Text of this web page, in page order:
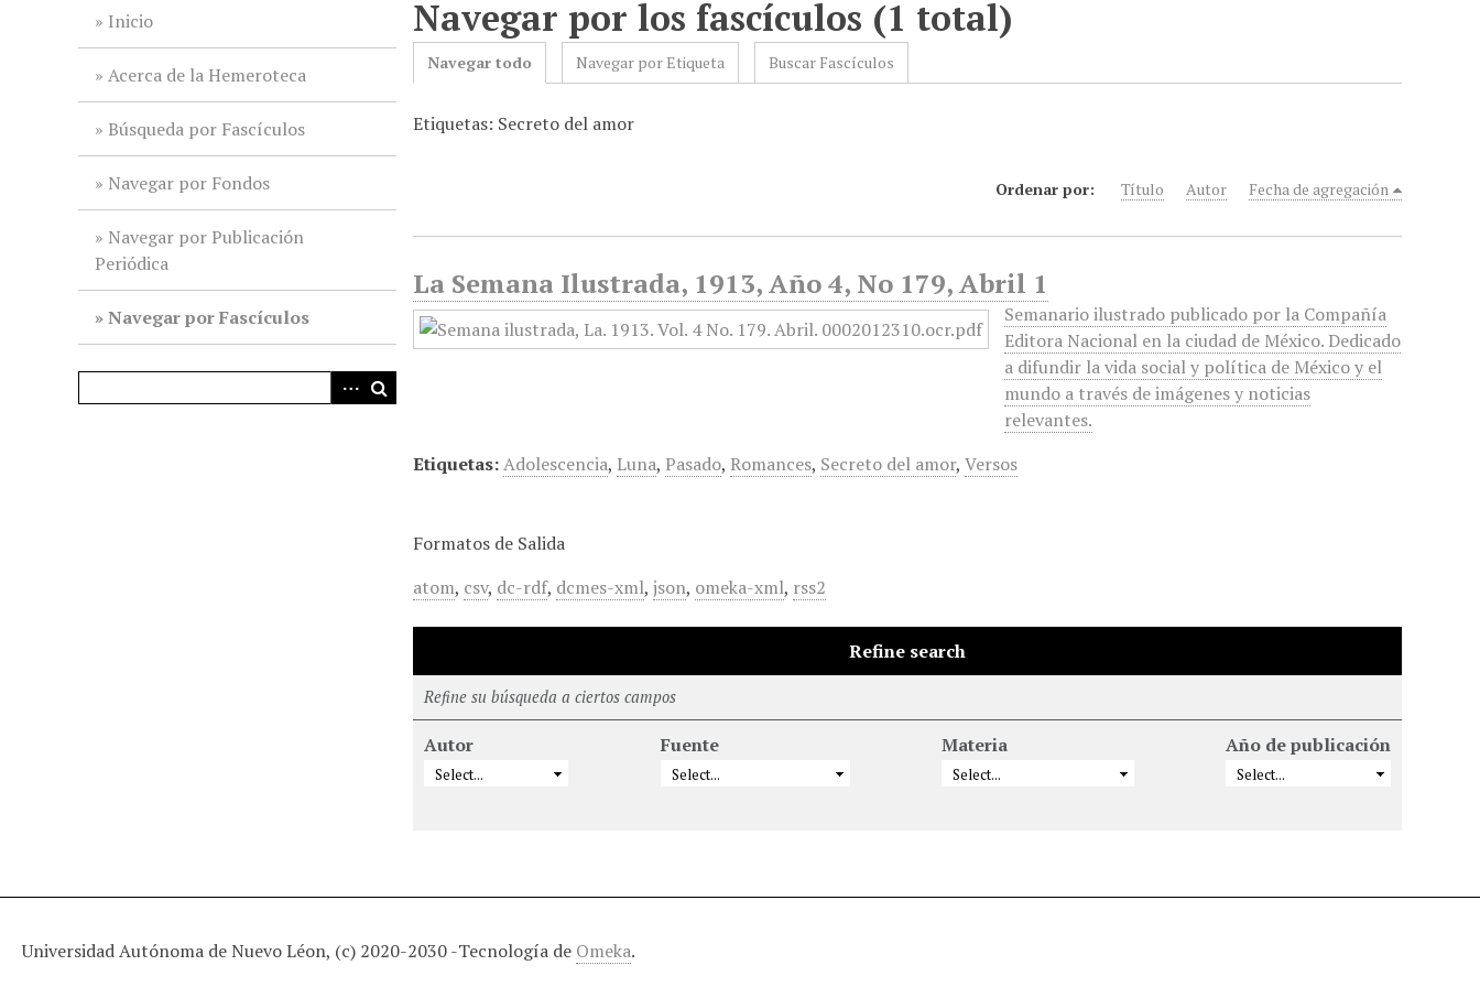
Inicio
Acerca de la Hemeroteca
Búsqueda por Fascículos
Navegar por Fondos
Navegar por Publicación
Periódica
Navegar por Fascículos
Navegar por los fascículos (1 total)
Navegar todo Navegar por Etiqueta Buscar Fascículos
Etiquetas: Secreto del amor
Ordenar por: Título Autor Fecha de agregación
La Semana Ilustrada, 1913, Año 4, No 179, Abril 1
Semanario ilustrado publicado por la Compañía
Editora Nacional en la ciudad de México. Dedicado
a difundir la vida social y política de México y el
mundo a través de imágenes y noticias
relevantes.
Etiquetas:Adolescencia, Luna, Pasado, Romances, Secreto del amor,Versos
Formatos de Salida
atom, csv, dc-rdf, dcmes-xml,json, omeka-xml, rss2
Refine search
Refine su búsqueda a ciertos campos
Autor Fuente Materia Año de publicación
Universidad Autónoma de Nuevo Léon, (c) 2020-2030 -Tecnología de Omeka.